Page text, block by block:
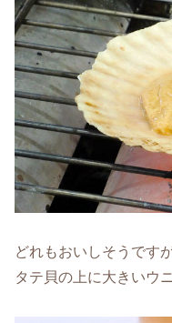
どれもおいしそうです
タテ貝の上に大きいウ